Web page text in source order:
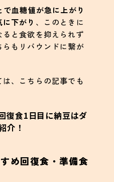
血糖値が急に上がり
下がり 、このときに
ると食欲を抑えられず
もリバウンドに繋が
、こちらの記事でも
復食1日目に納豆はダ
介！
め回復食・準備食